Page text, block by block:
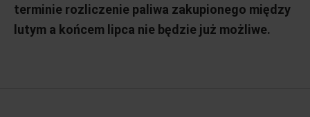
terminie rozliczenie paliwa zakupionego między
lutym a końcem lipca nie będzie już możliwe.